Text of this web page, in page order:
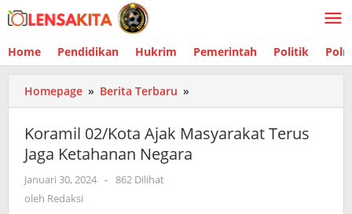
Lewati
ke
Home Pendidikan Hukrim Pemerintah Politik
Homepage » Berita Terbaru »
02/Kota
Masyarakat
Koramil 02/Kota Ajak Masyarakat Terus
Jaga Ketahanan Negara
Januari 30, 2024 oleh
- 862 Dilihat
oleh Redaksi